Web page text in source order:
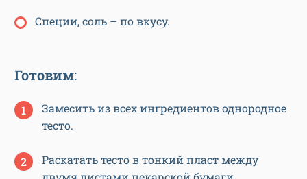
Специи, соль – по вкусу.
Готовим:
Замесить из всех ингредиентов однородное
тесто.
Раскатать тесто в тонкий пласт между